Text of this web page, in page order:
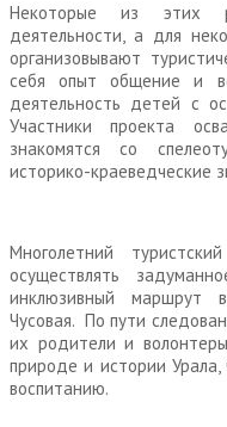
Некоторые из этих
деятельности, а для
организовывают
себя опыт общение и
деятельность детей с
Участники проекта
знакомятся со
историко-краеведческие
Многолетний
осуществлять
инклюзивный маршрут
Чусовая. По пути
их родители и
природе и истории Урала,
воспитанию.